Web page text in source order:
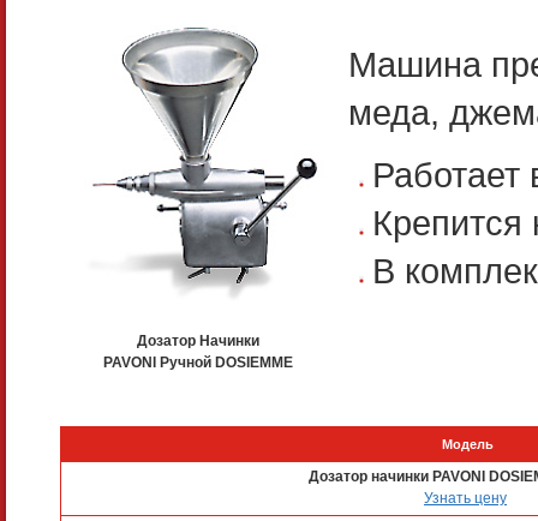
Машина
меда,
Крепится
В
Дозатор Начинки
PAVONI Ручной DOSIEMME
Модель
Дозатор начинки PAVONI
Узнать цену